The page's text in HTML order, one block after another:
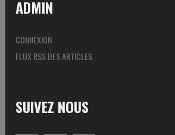
ADMIN
CONNEXION
FLUX RSS DES ARTICLES
SUIVEZ NOUS